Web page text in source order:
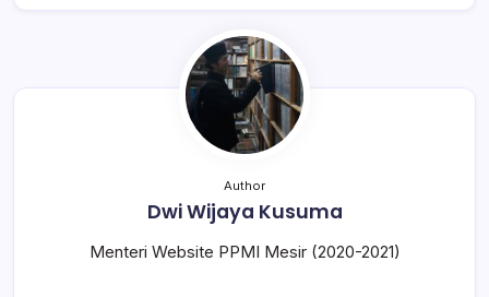
Author
Dwi Wijaya Kusuma
Menteri Website PPMI Mesir (2020-2021)